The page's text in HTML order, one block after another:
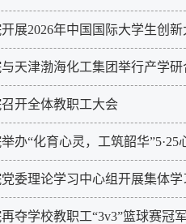
展2026年中国国际大学生创
天津渤海化工集团举行产学
开全体教职工大会
办“化育心灵，工筑韶华
委理论学习中心组开展集体学
夺学校教职工“3v3”篮球赛冠军